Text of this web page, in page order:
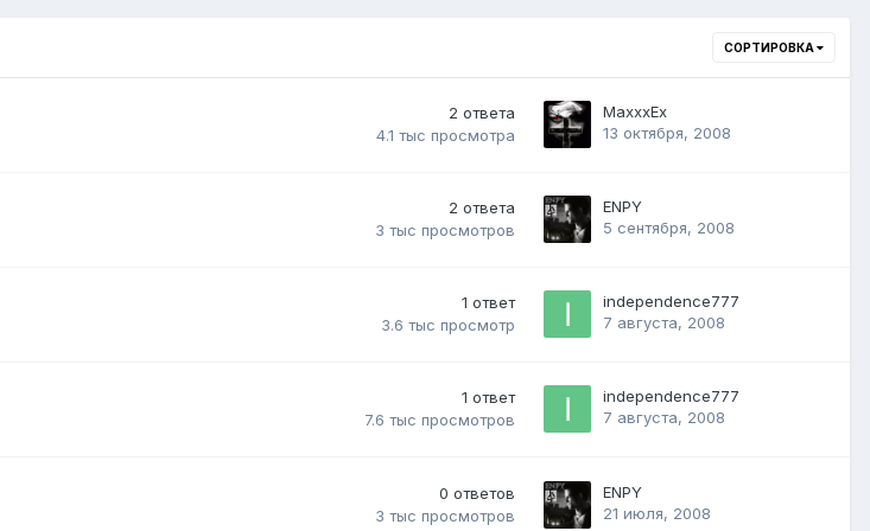
СОРТИРОВКА
2 ответа
4.1 тыс просмотра
MaxxxEx
13 октября, 2008
2 ответа
3 тыс просмотров
ENPY
5 сентября, 2008
1 ответ
3.6 тыс просмотр
independence777
7 августа, 2008
1 ответ
7.6 тыс просмотров
independence777
7 августа, 2008
0 ответов
3 тыс просмотров
ENPY
21 июля, 2008